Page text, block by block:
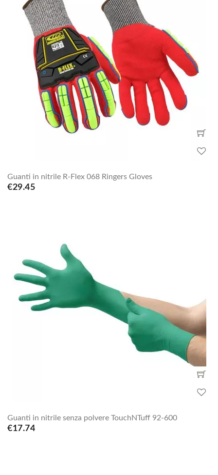
Guanti in nitrile R-Flex 068 Ringers Gloves
€29.45
Guanti in nitrile senza polvere TouchNTuff 92-600
€17.74